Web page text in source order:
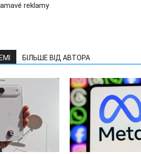
reklamy
БІЛЬШЕ ВІД АВТОРА